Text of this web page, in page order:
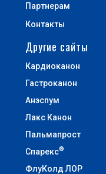
Партнерам
Контакты
Другие сайты
Кардиоканон
Гастроканон
Анэспум
Лакс Канон
Пальмапрост
Спарекс®
ФлуКолд ЛОР